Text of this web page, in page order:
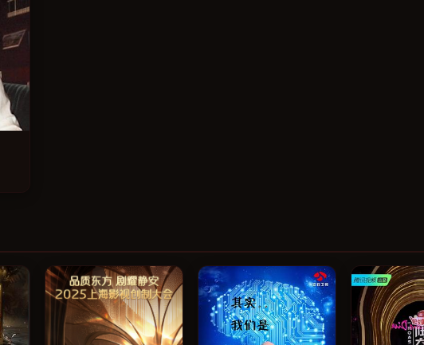
综艺 综艺 综艺